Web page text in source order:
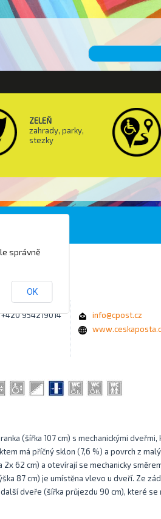
ZELEŇ
zahrady, parky,
stezky
+420 954219014
info@cpost.cz
(šířka 107 cm) s mechanickými
má příčný sklon (7,6 %) a povrch z
62 cm) a otevírají se mechanicky
87 cm) je umístěna vlevo u dveří. Ze
dveře (šířka průjezdu 90 cm), které
správně
OK